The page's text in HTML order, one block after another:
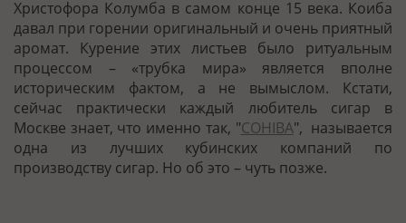
Христофора Колумба в самом конце 15 века. Коиба
давал при горении оригинальный и очень приятный
аромат. Курение этих листьев было ритуальным
процессом – «трубка мира» является вполне
историческим фактом, а не вымыслом. Кстати,
сейчас практически каждый любитель сигар в
Москве знает, что именно так, "COHIBA", называется
одна из лучших кубинских компаний по
производству сигар. Но об это – чуть позже.